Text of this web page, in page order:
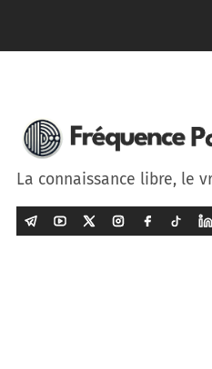
La connaissance libre, le